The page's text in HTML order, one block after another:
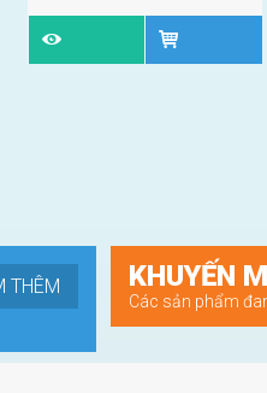
THÊM KHUYẾN
Các sản phẩm